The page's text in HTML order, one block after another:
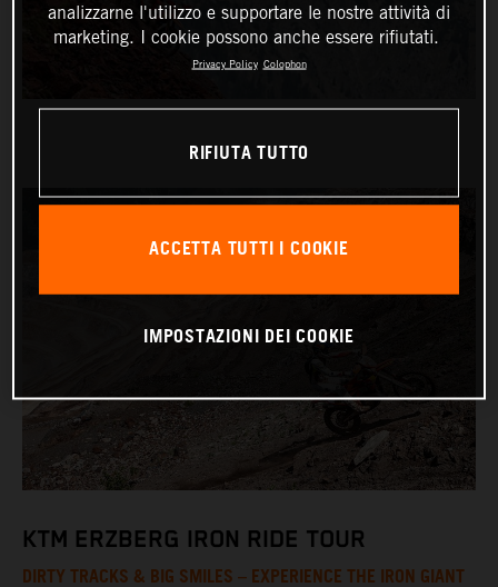
KTM ERZBERG IRON RIDE TOUR
DIRTY TRACKS & BIG SMILES – EXPERIENCE THE IRON GIANT
analizzarne l'utilizzo e supportare le nostre attività di
marketing. I cookie possono anche essere rifiutati.
Privacy Policy Colophon
RIFIUTA TUTTO
ACCETTA TUTTI I COOKIE
IMPOSTAZIONI DEI COOKIE